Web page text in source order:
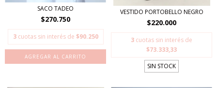
SACO TADEO
$270.750
3 cuotas sin interés de $90.250
AGREGAR AL CARRITO
VESTIDO PORTOBELLO NEGRO
$220.000
3 cuotas sin interés de
$73.333,33
SIN STOCK